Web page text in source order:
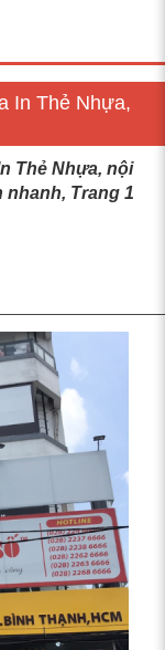
In Thẻ Nhựa,
Thẻ Nhựa, nội
nhanh, Trang 1